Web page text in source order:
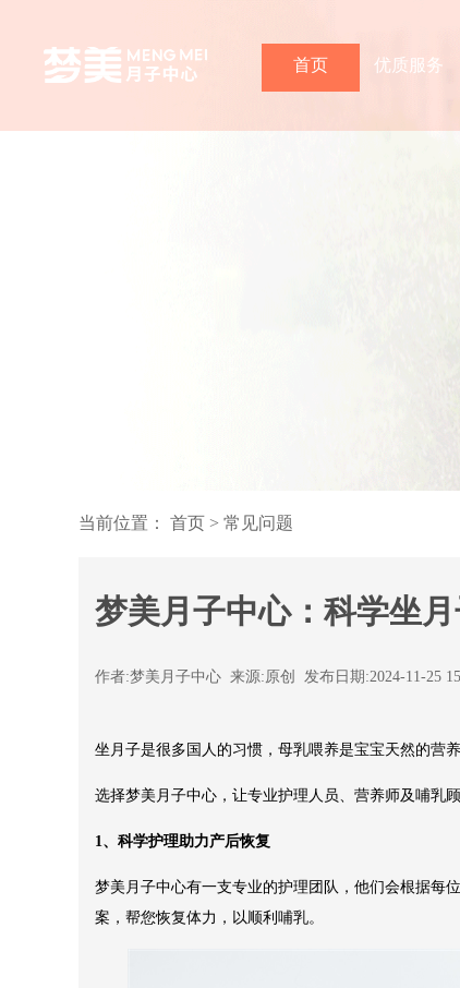
首页 优质服务
当前位置： 首页 > 常见问题
梦美月子中心：科学坐
作者:梦美月子中心 来源:原创 发布日期:2024-11-25
坐月子是很多国人的习惯，母乳喂养是宝宝天然的营
选择梦美月子中心，让专业护理人员、营养师及哺乳
1、科学护理助力产后恢复
梦美月子中心有一支专业的护理团队，他们会根据每
案，帮您恢复体力，以顺利哺乳。